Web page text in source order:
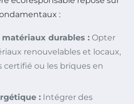
:
durables : Opter
renouvelables et locaux,
certifié ou les briques en
: Intégrer des